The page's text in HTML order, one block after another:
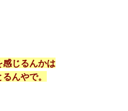
感じるんかは
んやで。